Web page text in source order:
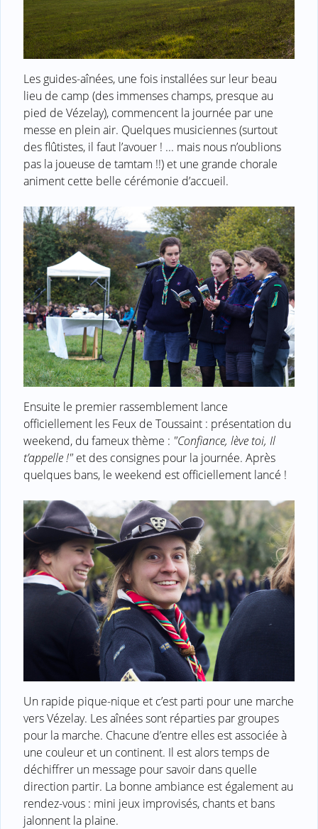
Les guides-aînées, une fois installées sur leur beau
lieu de camp (des immenses champs, presque au
pied de Vézelay), commencent la journée par une
messe en plein air. Quelques musiciennes (surtout
des flûtistes, il faut l’avouer ! ... mais nous n’oublions
pas la joueuse de tamtam !!) et une grande chorale
animent cette belle cérémonie d’accueil.
Ensuite le premier rassemblement lance
officiellement les Feux de Toussaint : présentation du
weekend, du fameux thème : "Confiance, lève toi, Il
t’appelle !" et des consignes pour la journée. Après
quelques bans, le weekend est officiellement lancé !
Un rapide pique-nique et c’est parti pour une marche
vers Vézelay. Les aînées sont réparties par groupes
pour la marche. Chacune d’entre elles est associée à
une couleur et un continent. Il est alors temps de
déchiffrer un message pour savoir dans quelle
direction partir. La bonne ambiance est également au
rendez-vous : mini jeux improvisés, chants et bans
jalonnent la plaine.